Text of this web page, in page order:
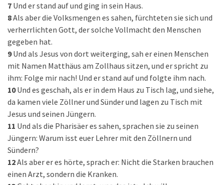
7 Und er stand auf und ging in sein Haus.
8Als aber die Volksmengen es sahen, fürchteten sie sich und
verherrlichten Gott, der solche Vollmacht den Menschen
gegeben hat.
9 Und als Jesus von dort weiterging, sah er einen Menschen
mit Namen Matthäus am Zollhaus sitzen, und er spricht zu
ihm: Folge mir nach! Und er stand auf und folgte ihm nach.
10 Und es geschah, als er in dem Haus zu Tisch lag, und siehe,
da kamen viele Zöllner und Sünder und lagen zu Tisch mit
Jesus und seinen Jüngern.
11 Und als die Pharisäer es sahen, sprachen sie zu seinen
Jüngern: Warum isst euer Lehrer mit den Zöllnern und
Sündern?
12Als aber er es hörte, sprach er: Nicht die Starken brauchen
einen Arzt, sondern die Kranken.